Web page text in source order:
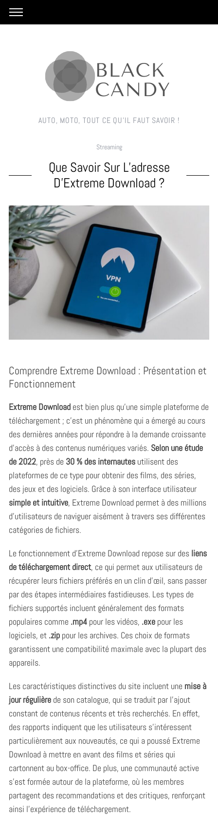
AUTO, MOTO, TOUT CE QU'IL FAUT SAVOIR !
Streaming
Que Savoir Sur L’adresse
D’Extreme Download ?
Comprendre Extreme Download : Présentation et
Fonctionnement
Extreme Downloadest bien plus qu’une simple plateforme de
téléchargement ; c’est un phénomène qui a émergé au cours
des dernières années pour répondre à la demande croissante
d’accès à des contenus numériques variés. Selon une étude
de 2022, près de 30 % des internautesutilisent des
plateformes de ce type pour obtenir des films, des séries,
des jeux et des logiciels. Grâce à son interface utilisateur
simple et intuitive, Extreme Download permet à des millions
d’utilisateurs de naviguer aisément à travers ses différentes
catégories de fichiers.
Le fonctionnement d’Extreme Download repose sur des liens
de téléchargement direct, ce qui permet aux utilisateurs de
récupérer leurs fichiers préférés en un clin d’œil, sans passer
par des étapes intermédiaires fastidieuses. Les types de
fichiers supportés incluent généralement des formats
populaires comme .mp4pour les vidéos, .exepour les
logiciels, et .zippour les archives. Ces choix de formats
garantissent une compatibilité maximale avec la plupart des
appareils.
Les caractéristiques distinctives du site incluent une mise à
jour régulièrede son catalogue, qui se traduit par l’ajout
constant de contenus récents et très recherchés. En effet,
des rapports indiquent que les utilisateurs s’intéressent
particulièrement aux nouveautés, ce qui a poussé Extreme
Download à mettre en avant des films et séries qui
cartonnent au box-office. De plus, une communauté active
s’est formée autour de la plateforme, où les membres
partagent des recommandations et des critiques, renforçant
ainsi l’expérience de téléchargement.